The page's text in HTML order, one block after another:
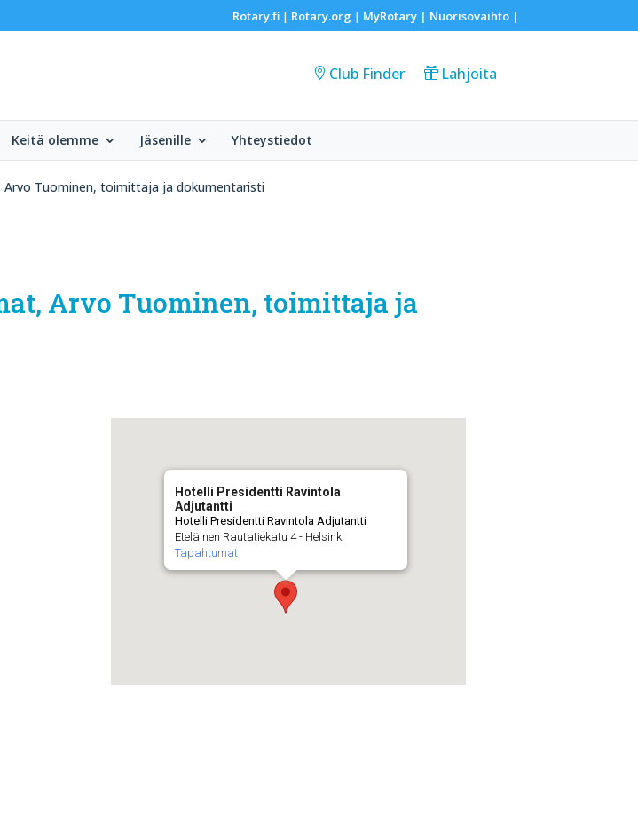
Rotary.fi| Rotary.org | MyRotary | Nuorisovaihto|
Club Finder Lahjoita
Keitä olemme Jäsenille Yhteystiedot
Tuominen, toimittaja ja dokumentaristi
Arvo Tuominen, toimittaja ja
Hotelli Presidentti Ravintola
Adjutantti
Hotelli Presidentti Ravintola Adjutantti
Eteläinen Rautatiekatu 4 - Helsinki
Tapahtumat